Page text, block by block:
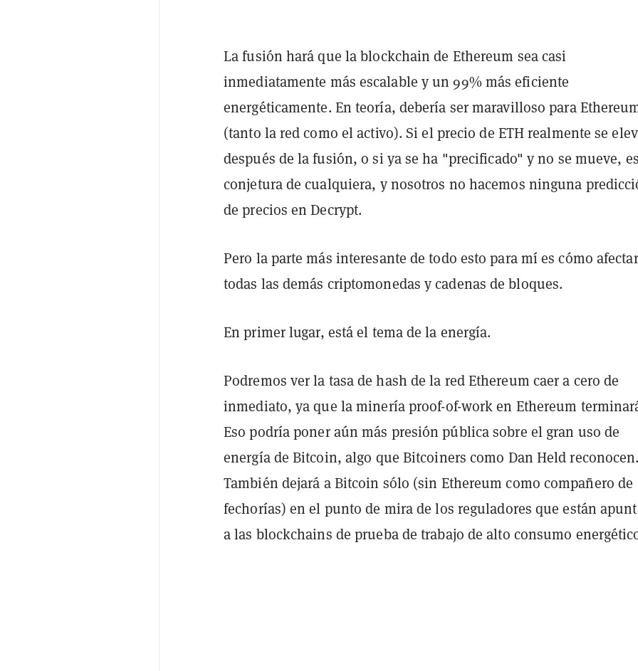
La fusión hará que la blockchain de Ethereum sea casi
inmediatamente más escalable y un 99% más eficiente
energéticamente. En teoría, debería ser maravilloso para
(tanto la red como el activo). Si el precio de ETH realmente se
después de la fusión, o si ya se ha "precificado" y no se mueve,
conjetura de cualquiera, y nosotros no hacemos ninguna
de precios en Decrypt.
Pero la parte más interesante de todo esto para mí es cómo
todas las demás criptomonedas y cadenas de bloques.
En primer lugar, está el tema de la energía.
Podremos ver la tasa de hash de la red Ethereum caer a cero de
inmediato, ya que la minería proof-of-work en Ethereum
Eso podría poner aún más presión pública sobre el gran uso de
energía de Bitcoin, algo que Bitcoiners como Dan Held
También dejará a Bitcoin sólo (sin Ethereum como compañero de
fechorías) en el punto de mira de los reguladores que están
a las blockchains de prueba de trabajo de alto consumo